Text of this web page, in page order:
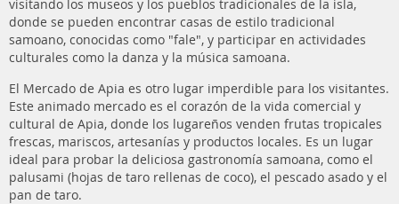
visitando los museos y los pueblos tradicionales de la isla,
donde se pueden encontrar casas de estilo tradicional
samoano, conocidas como "fale", y participar en actividades
culturales como la danza y la música samoana.
El Mercado de Apia es otro lugar imperdible para los visitantes.
Este animado mercado es el corazón de la vida comercial y
cultural de Apia, donde los lugareños venden frutas tropicales
frescas, mariscos, artesanías y productos locales. Es un lugar
ideal para probar la deliciosa gastronomía samoana, como el
palusami (hojas de taro rellenas de coco), el pescado asado y el
pan de taro.